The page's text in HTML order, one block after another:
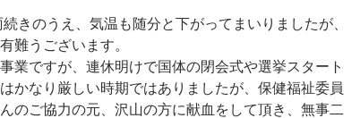
のうえ、気温も随分と下がってまいりましたが、
難うございます。
ですが、連休明けで国体の閉会式や選挙スタート
かなり厳しい時期ではありましたが、保健福祉委員
のご協力の元、沢山の方に献血をして頂き、無事二